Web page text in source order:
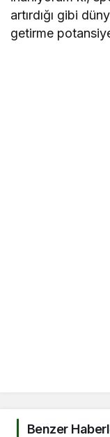
artırdığı gibi
getirme
Benzer